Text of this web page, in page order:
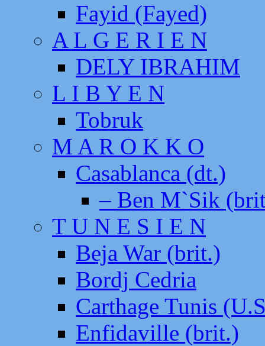
Fayid (Fayed)
A L G E R I E N
DELY IBRAHIM
L I B Y E N
Tobruk
M A R O K K O
Casablanca (dt.)
– Ben M`Sik
T U N E S I E N
Beja War (brit.)
Bordj Cedria
Carthage Tunis
Enfidaville (brit.)